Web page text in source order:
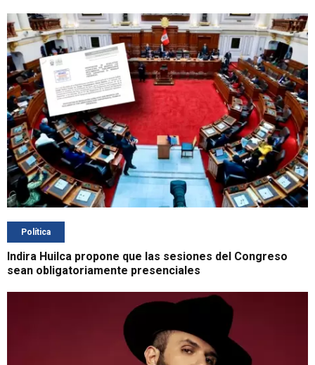
Política
Indira Huilca propone que las sesiones del Congreso
sean obligatoriamente presenciales